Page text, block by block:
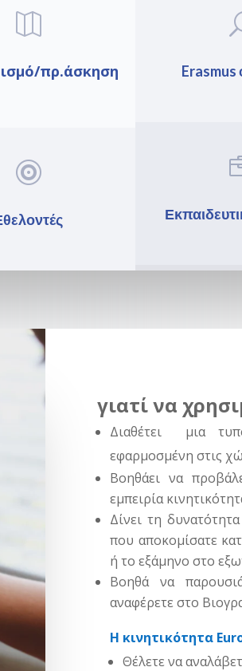

πρ.άσκηση

Erasmus
γιατί να
Διαθέτει μια
εφαρμοσμένη στις
Βοηθάει να
εμπειρία
Δίνει τη
που αποκομίσατε
ή το εξάμηνο στο
Βοηθά να
αναφέρετε στο
Η κινητικότητα
Θέλετε να